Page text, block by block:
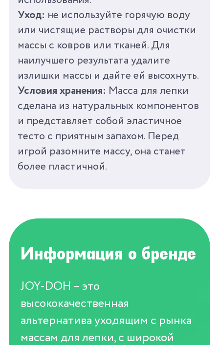
Уход: не используйте горячую воду
или чистящие растворы для очистки
массы с ковров или тканей. Для
наилучшего результата удалите
излишки массы и дайте ей высохнуть.
Условия хранения: Масса для лепки
сделана из натуральных компонентов
и представляет собой эластичное
тесто с приятным запахом. Перед
игрой разомните массу, она станет
более пластичной.
Информация о бренде
JOY-DOH – это
высококачественная
альтернатива уходящим с рынка
массам для лепки, с широкой
Wildberries